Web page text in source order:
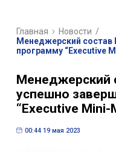
Главная Новости /
Менеджерский состав
программу “Executive
Менеджерский
успешно
“Executive Mini-
00:44 19 мая 2023